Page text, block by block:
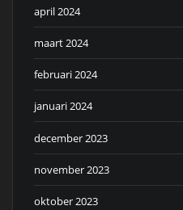
april 2024
maart 2024
februari 2024
januari 2024
december 2023
november 2023
oktober 2023